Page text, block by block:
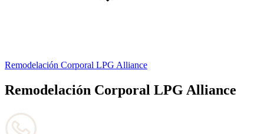
Remodelación Corporal LPG Alliance
Remodelación Corporal LPG Alliance